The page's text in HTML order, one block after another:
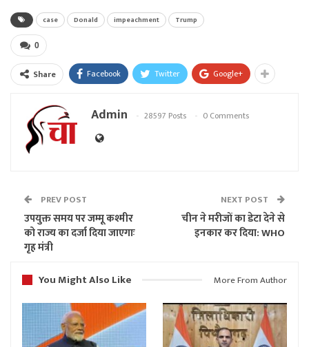
case Donald impeachment Trump
0
Share Facebook Twitter Google+
Admin 28597 Posts 0 Comments
PREV POST
उपयुक्त समय पर जम्मू कश्मीर
को राज्य का दर्जा दिया जाएगाः
गृह मंत्री
NEXT POST
चीन ने मरीजों का डेटा देने से
इनकार कर दिया: WHO
You Might Also Like More From Author